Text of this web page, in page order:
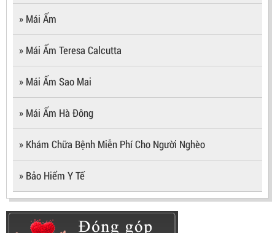
» Mái Ấm
» Mái Ấm Teresa Calcutta
» Mái Ấm Sao Mai
» Mái Ấm Hà Đông
» Khám Chữa Bệnh Miễn Phí Cho Người Nghèo
» Bảo Hiểm Y Tế